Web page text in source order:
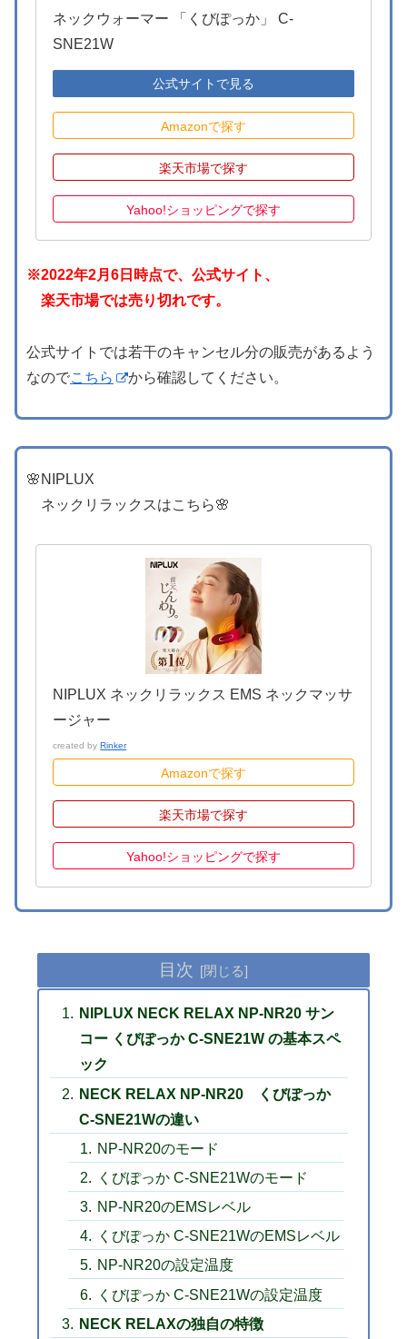
ネックウォーマー 「くびぽっか」 C-
SNE21W
公式サイトで見る
Amazonで探す
楽天市場で探す
Yahoo!ショッピングで探す
※2022年2月6日時点で、公式サイト、
楽天市場では売り切れです。
公式サイトでは若干のキャンセル分の販売があるよう
なのでこちら から確認してください。
🌸NIPLUX
ネックリラックスはこちら🌸
NIPLUX ネックリラックス EMS ネックマッサ
ージャー
created byRinker
Amazonで探す
楽天市場で探す
Yahoo!ショッピングで探す
目次
NIPLUX NECK RELAX NP-NR20 サン
コー くびぽっか C-SNE21W の基本スペ
ック
NECK RELAX NP-NR20 くびぽっか
C-SNE21Wの違い
NP-NR20のモード
くびぽっか C-SNE21Wのモード
NP-NR20のEMSレベル
くびぽっか C-SNE21WのEMSレベル
NP-NR20の設定温度
くびぽっか C-SNE21Wの設定温度
NECK RELAXの独自の特徴